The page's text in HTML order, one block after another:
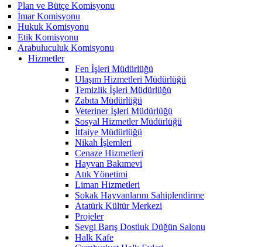
Plan ve Bütçe Komisyonu
İmar Komisyonu
Hukuk Komisyonu
Etik Komisyonu
Arabuluculuk Komisyonu
Hizmetler
Fen İşleri Müdürlüğü
Ulaşım Hizmetleri Müdürlüğü
Temizlik İşleri Müdürlüğü
Zabıta Müdürlüğü
Veteriner İşleri Müdürlüğü
Sosyal Hizmetler Müdürlüğü
İtfaiye Müdürlüğü
Nikah İşlemleri
Cenaze Hizmetleri
Hayvan Bakımevi
Atık Yönetimi
Liman Hizmetleri
Sokak Hayvanlarını Sahiplendirme
Atatürk Kültür Merkezi
Projeler
Sevgi Barış Dostluk Düğün Salonu
Halk Kafe